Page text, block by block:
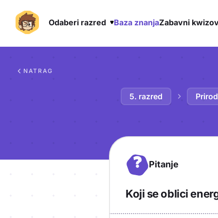
Odaberi razred Baza znanjaZabavni
NATRAG
5. razred
? Pitanje
Koji se oblici